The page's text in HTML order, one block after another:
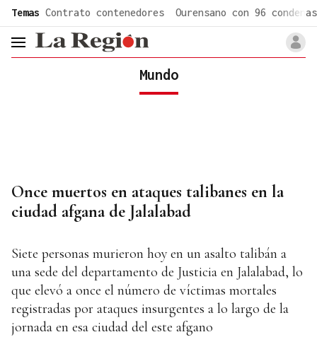
Temas Contrato contenedores Ourensano con 96 condenas
header.menu.open
Mundo
Once muertos en ataques talibanes en la
ciudad afgana de Jalalabad
Siete personas murieron hoy en un asalto talibán a
una sede del departamento de Justicia en Jalalabad, lo
que elevó a once el número de víctimas mortales
registradas por ataques insurgentes a lo largo de la
jornada en esa ciudad del este afgano